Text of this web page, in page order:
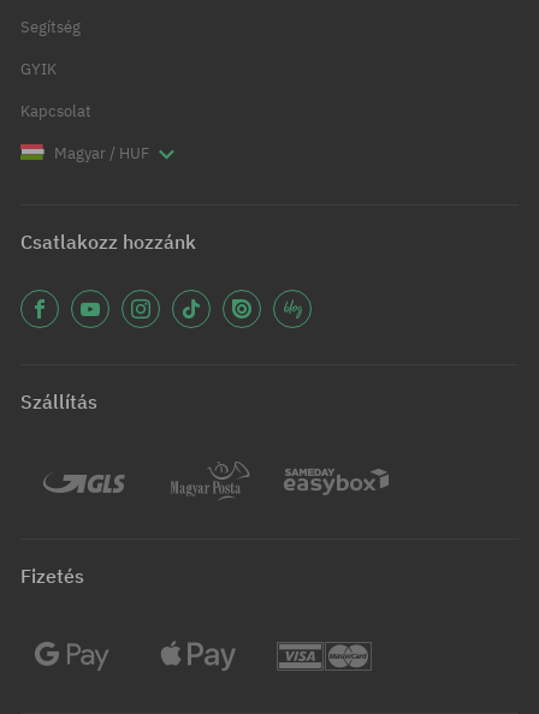
Segítség
GYIK
Kapcsolat
Magyar / HUF
Csatlakozz hozzánk
Szállítás
Fizetés